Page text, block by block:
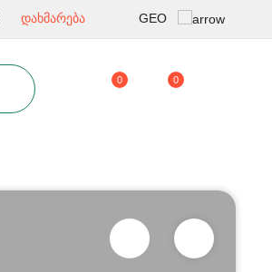
დახმარება GEO
Rus
0 0